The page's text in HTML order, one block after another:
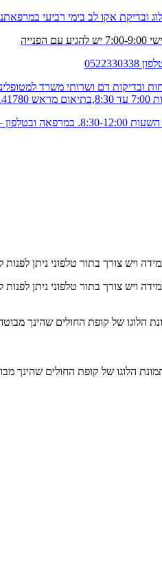
ובדיקת אקו לב בימי רביעי
ובדיקות דם ושרותי משרד
(יש להקיש 2).
ויש צורך בתור טלפוני ניתן לפנות
ויש צורך בתור טלפוני ניתן לפנות
הלוגו של קופת החולים שהינך
הלוגו של קופת החולים שהינך